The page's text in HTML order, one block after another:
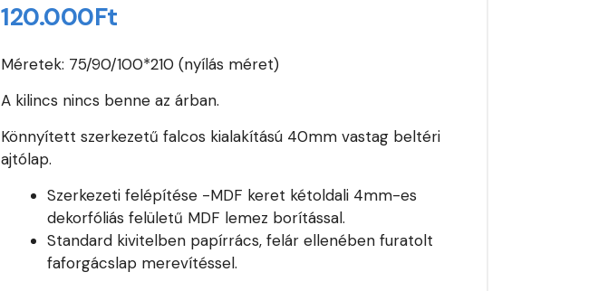
120.000Ft
Méretek: 75/90/100*210 (nyílás méret)
A kilincs nincs benne az árban.
Könnyített szerkezetű falcos kialakítású 40mm vastag beltéri
ajtólap.
Szerkezeti felépítése -MDF keret kétoldali 4mm-es
dekorfóliás felületű MDF lemez borítással.
Standard kivitelben papírrács, felár ellenében furatolt
faforgácslap merevítéssel.